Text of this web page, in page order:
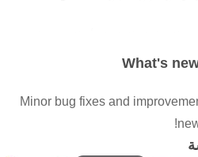
المقاطع الطويلة أو الفيديوهات
في الخلفية أثناء استخدام
لتوفير البطارية والانتباه.
What's
Minor bug fixes and